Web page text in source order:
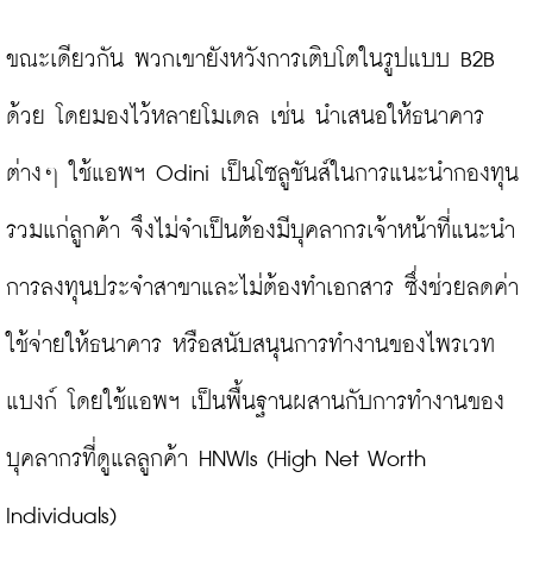
ขณะเดียวกัน พวกเขายังหวังการเติบโตในรูปแบบ B2B
ด้วย โดยมองไว้หลายโมเดล เช่น นำเสนอให้ธนาคาร
ต่างๆ ใช้แอพฯ Odini เป็นโซลูชันส์ในการแนะนำกองทุน
รวมแก่ลูกค้า จึงไม่จำเป็นต้องมีบุคลากรเจ้าหน้าที่แนะนำ
การลงทุนประจำสาขาและไม่ต้องทำเอกสาร ซึ่งช่วยลดค่า
ใช้จ่ายให้ธนาคาร หรือสนับสนุนการทำงานของไพรเวท
แบงก์ โดยใช้แอพฯ เป็นพื้นฐานผสานกับการทำงานของ
บุคลากรที่ดูแลลูกค้า HNWIs (High Net Worth
Individuals)